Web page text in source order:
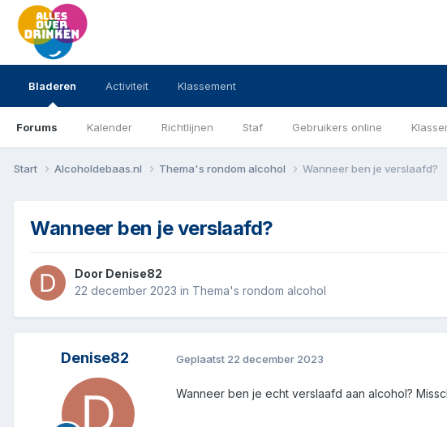
Bladeren
Forums Kalender Richtlijnen Staf Gebruikers online
Activiteit Klassement
Start Alcoholdebaas.nl Thema's rondom alcohol Wanneer ben je verslaafd?
Wanneer ben je verslaafd?
Door Denise82
22 december 2023 in Thema's rondom alcohol
Denise82 Geplaatst 22 december 2023
Wanneer ben je echt verslaafd aan alcohol?